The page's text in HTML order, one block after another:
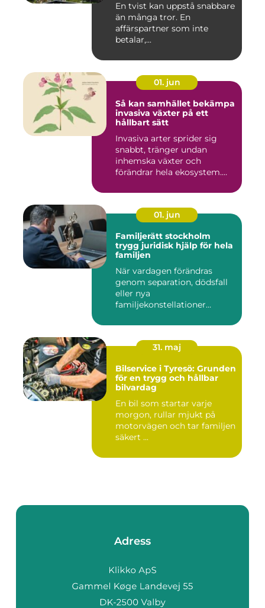
En tvist kan uppstå snabbare
än många tror. En
affärspartner som inte
betalar,...
01. jun
Så kan samhället bekämpa
invasiva växter på ett
hållbart sätt
Invasiva arter sprider sig
snabbt, tränger undan
inhemska växter och
förändrar hela ekosystem.
01. jun
Familjerätt stockholm
trygg juridisk hjälp för hela
familjen
När vardagen förändras
genom separation, dödsfall
eller nya
familjekonstellationer
31. maj
Bilservice i Tyresö: Grunden
för en trygg och hållbar
bilvardag
En bil som startar varje
morgon, rullar mjukt på
motorvägen och tar familjen
säkert ...
Adress